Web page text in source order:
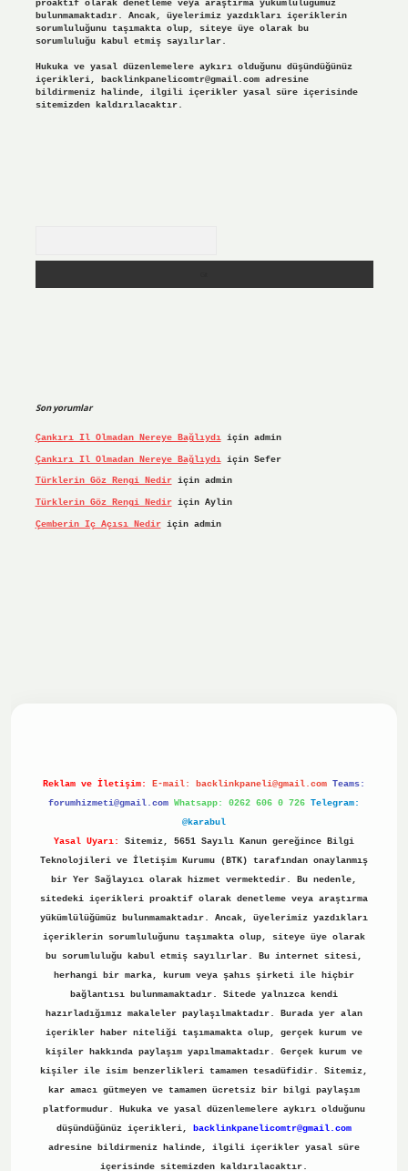
proaktif olarak denetleme veya araştırma yükümlülüğümüz
bulunmamaktadır. Ancak, üyelerimiz yazdıkları içeriklerin
sorumluluğunu taşımakta olup, siteye üye olarak bu
sorumluluğu kabul etmiş sayılırlar.
Hukuka ve yasal düzenlemelere aykırı olduğunu düşündüğünüz
içerikleri, backlinkpanelicomtr@gmail.comadresine
bildirmeniz halinde, ilgili içerikler yasal süre içerisinde
sitemizden kaldırılacaktır.
Son yorumlar
Çankırı Il Olmadan Nereye Bağlıydıiçin admin
Çankırı Il Olmadan Nereye Bağlıydıiçin Sefer
Türklerin Göz Rengi Nediriçin admin
Türklerin Göz Rengi Nediriçin Aylin
Çemberin Iç Açısı Nediriçin admin
Reklam ve İletişim: E-mail: backlinkpaneli@gmail.com Teams:
forumhizmeti@gmail.com Whatsapp: 0262 606 0 726 Telegram:
@karabul
Yasal Uyarı:
Sitemiz, 5651 Sayılı Kanun gereğince Bilgi
Teknolojileri ve İletişim Kurumu (BTK) tarafından onaylanmış
bir Yer Sağlayıcı olarak hizmet vermektedir. Bu nedenle,
sitedeki içerikleri proaktif olarak denetleme veya araştırma
yükümlülüğümüz bulunmamaktadır. Ancak, üyelerimiz yazdıkları
içeriklerin sorumluluğunu taşımakta olup, siteye üye olarak
bu sorumluluğu kabul etmiş sayılırlar. Bu internet sitesi,
herhangi bir marka, kurum veya şahıs şirketi ile hiçbir
bağlantısı bulunmamaktadır. Sitede yalnızca kendi
hazırladığımız makaleler paylaşılmaktadır. Burada yer alan
içerikler haber niteliği taşımamakta olup, gerçek kurum ve
kişiler hakkında paylaşım yapılmamaktadır. Gerçek kurum ve
kişiler ile isim benzerlikleri tamamen tesadüfidir. Sitemiz,
kar amacı gütmeyen ve tamamen ücretsiz bir bilgi paylaşım
platformudur. Hukuka ve yasal düzenlemelere aykırı olduğunu
düşündüğünüz içerikleri,
backlinkpanelicomtr@gmail.com
adresine bildirmeniz halinde, ilgili içerikler yasal süre
içerisinde sitemizden kaldırılacaktır.